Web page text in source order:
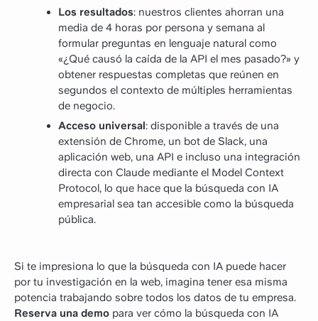
Los resultados: nuestros clientes ahorran una
media de 4 horas por persona y semana al
formular preguntas en lenguaje natural como
«¿Qué causó la caída de la API el mes pasado?» y
obtener respuestas completas que reúnen en
segundos el contexto de múltiples herramientas
de negocio.
Acceso universal: disponible a través de una
extensión de Chrome, un bot de Slack, una
aplicación web, una API e incluso una integración
directa con Claude mediante el Model Context
Protocol, lo que hace que la búsqueda con IA
empresarial sea tan accesible como la búsqueda
pública.
Si te impresiona lo que la búsqueda con IA puede hacer
por tu investigación en la web, imagina tener esa misma
potencia trabajando sobre todos los datos de tu empresa.
Reserva una demo para ver cómo la búsqueda con IA